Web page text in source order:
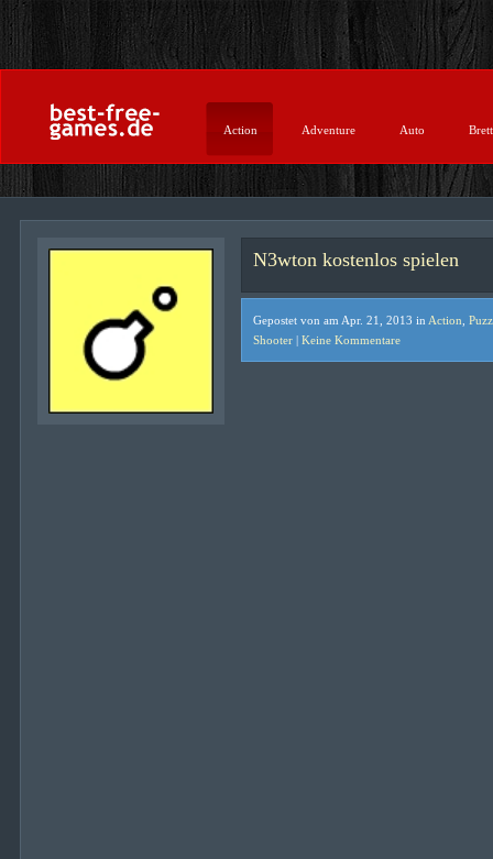
Action Adventure Auto
N3wton kostenlos spielen
Gepostet von am Apr. 21, 2013 in Action
Shooter | Keine Kommentare